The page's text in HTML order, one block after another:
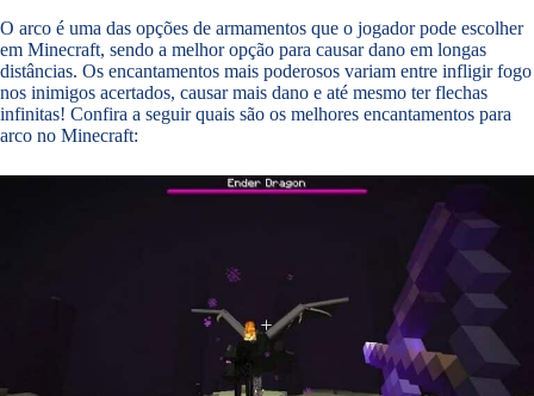
O arco é uma das opções de armamentos que o jogador pode escolher
em Minecraft, sendo a melhor opção para causar dano em longas
distâncias. Os encantamentos mais poderosos variam entre infligir fogo
nos inimigos acertados, causar mais dano e até mesmo ter flechas
infinitas! Confira a seguir quais são os melhores encantamentos para
arco no Minecraft: